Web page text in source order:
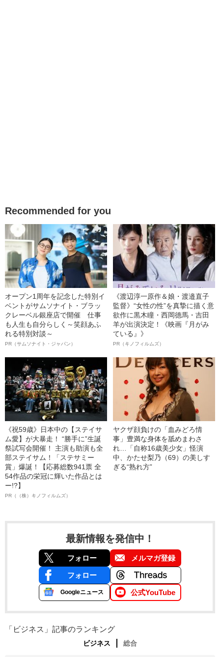
Recommended for you
オープン1周年を記念した特別イ
ベントがサムソナイト・ブラッ
クレーベル銀座店で開催 仕事
も人生も自分らしく～笑顔あふ
れる特別対談～
PR（サムソナイト・ジャパン）
《渡辺淳一原作＆娘・渡邉直子
監督》“女性の性”を真摯に描く意
欲作に黒木瞳・西岡德馬・吉田
羊が出演決定！《映画『月がみ
ている』》
PR（キノフィルムズ）
《祝59歳》日本中の【ステイサ
ム愛】が大暴走！ “勝手に”生誕
祭試写会開催！ 主演も助演も全
部ステイサム！「ステサミー
賞」爆誕！【応募総数941票 全
54作品の栄冠に輝いた作品とは
ー!?】
PR（（株）キノフィルムズ）
ヤクザ顔負けの「血みどろ情
事」豊満な身体を舐めまわさ
れ…「自称16歳美少女」怪演
中、かたせ梨乃（69）の美しす
ぎる“熟れ方”
最新情報を発信中！
フォロー メルマガ登録
フォロー
Googleニュース 公式YouTube
「ビジネス」記事のランキング
ビジネス 総合